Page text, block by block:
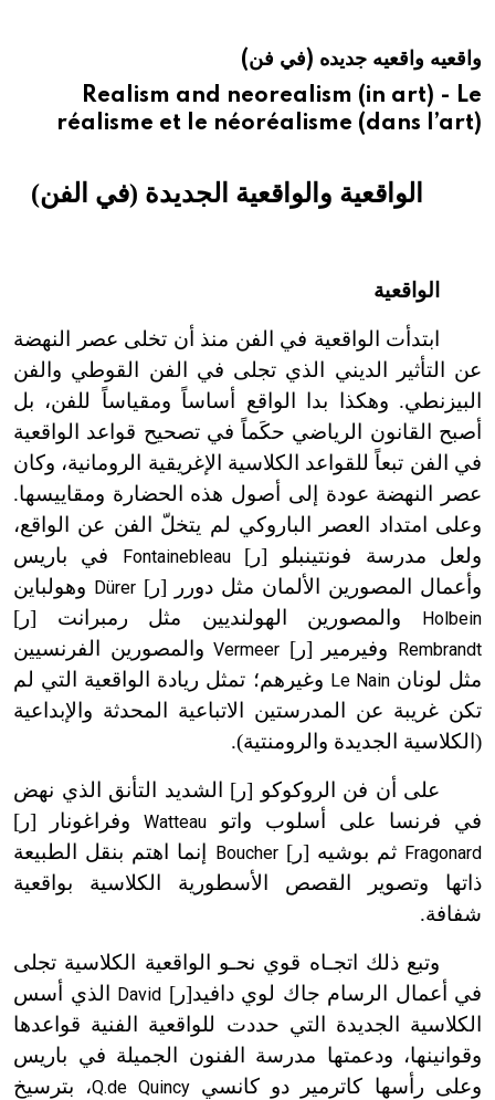
واقعيه واقعيه جديده (في فن)
Realism and neorealism (in art) - Le
réalisme et le néoréalisme (dans l’art)
الواقعية والواقعية الجديدة (في الفن)
الواقعية
ابتدأت الواقعية في الفن منذ أن تخلى عصر النهضة
عن التأثير الديني الذي تجلى في الفن القوطي والفن
البيزنطي. وهكذا بدا الواقع أساساً ومقياساً للفن، بل
أصبح القانون الرياضي حكَماً في تصحيح قواعد الواقعية
في الفن تبعاً للقواعد الكلاسية الإغريقية الرومانية، وكان
عصر النهضة عودة إلى أصول هذه الحضارة ومقاييسها.
وعلى امتداد العصر الباروكي لم يتخلّ الفن عن الواقع،
ولعل مدرسة فونتينبلو [ر]Fontainebleau
في باريس
وأعمال المصورين الألمان مثل دورر [ر] Dürer وهولباين
Holbein والمصورين الهولنديين مثل رمبرانت [ر]
Rembrandt وفيرمير [ر] Vermeerوالمصورين الفرنسيين
مثل لونانLe Nain وغيرهم؛ تمثل ريادة الواقعية التي لم
تكن غريبة عن المدرستين الاتباعية المحدثة والإبداعية
(الكلاسية الجديدة والرومنتية).
على أن فن الروكوكو [ر] الشديد التأنق الذي نهض
في فرنسا على أسلوب واتو Watteau وفراغونار [ر]
Fragonard ثم بوشيه [ر]Boucher
إنما اهتم بنقل الطبيعة
ذاتها وتصوير القصص الأسطورية الكلاسية بواقعية
شفافة.
وتبع ذلك اتجـاه قوي نحـو الواقعية الكلاسية تجلى
في أعمال الرسام جاك لوي دافيد[ر] David
الذي أسس
الكلاسية الجديدة التي حددت للواقعية الفنية قواعدها
وقوانينها، ودعمتها مدرسة الفنون الجميلة في باريس
وعلى رأسها كاترمير دو كانسيQ.de Quincy، بترسيخ